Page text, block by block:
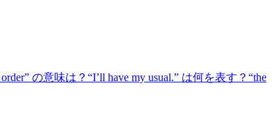
の意味は？“I’ll have my usual.” は何を表す？“the